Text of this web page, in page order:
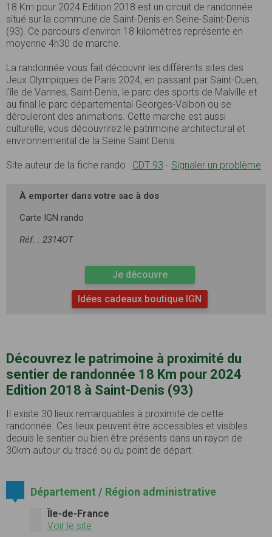
18 Km pour 2024 Edition 2018 est un circuit de randonnée
situé sur la commune de Saint-Denis en Seine-Saint-Denis
(93). Ce parcours d’environ 18 kilomètres représente en
moyenne 4h30 de marche.
La randonnée vous fait découvrir les différents sites des
Jeux Olympiques de Paris 2024, en passant par Saint-Ouen,
l'île de Vannes, Saint-Denis, le parc des sports de Malville et
au final le parc départemental Georges-Valbon ou se
dérouleront des animations. Cette marche est aussi
culturelle, vous découvrirez le patrimoine architectural et
environnemental de la Seine Saint Denis.
Site auteur de la fiche rando : CDT 93 - Signaler un problème
À emporter dans votre sac à dos
Carte IGN rando
Réf. : 2314OT
Je découvre
Idées cadeaux boutique IGN
Découvrez le patrimoine à proximité du
sentier de randonnée 18 Km pour 2024
Edition 2018 à Saint-Denis (93)
Il existe 30 lieux remarquables à proximité de cette
randonnée. Ces lieux peuvent être accessibles et visibles
depuis le sentier ou bien être présents dans un rayon de
30km autour du tracé ou du point de départ.
Département / Région administrative
Île-de-France
Voir le site